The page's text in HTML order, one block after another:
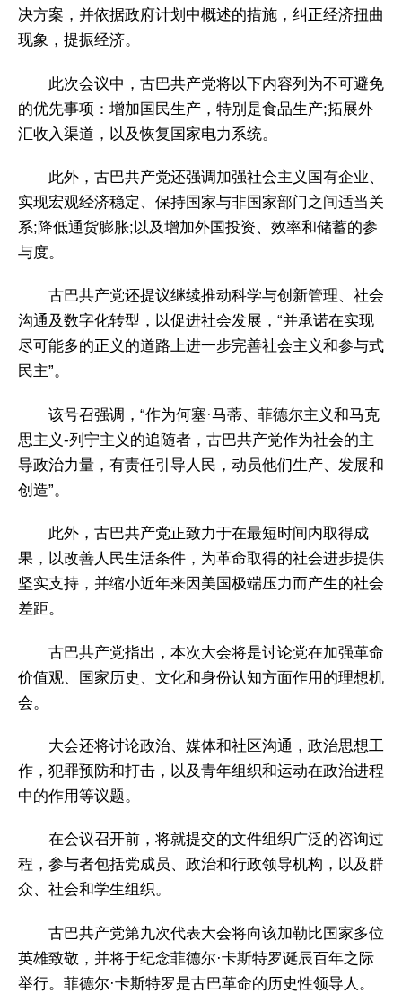
决方案，并依据政府计划中概述的措施，纠正经济扭曲
现象，提振经济。
此次会议中，古巴共产党将以下内容列为不可避免
的优先事项：增加国民生产，特别是食品生产;拓展外
汇收入渠道，以及恢复国家电力系统。
此外，古巴共产党还强调加强社会主义国有企业、
实现宏观经济稳定、保持国家与非国家部门之间适当关
系;降低通货膨胀;以及增加外国投资、效率和储蓄的参
与度。
古巴共产党还提议继续推动科学与创新管理、社会
沟通及数字化转型，以促进社会发展，“并承诺在实现
尽可能多的正义的道路上进一步完善社会主义和参与式
民主”。
该号召强调，“作为何塞·马蒂、菲德尔主义和马克
思主义-列宁主义的追随者，古巴共产党作为社会的主
导政治力量，有责任引导人民，动员他们生产、发展和
创造”。
此外，古巴共产党正致力于在最短时间内取得成
果，以改善人民生活条件，为革命取得的社会进步提供
坚实支持，并缩小近年来因美国极端压力而产生的社会
差距。
古巴共产党指出，本次大会将是讨论党在加强革命
价值观、国家历史、文化和身份认知方面作用的理想机
会。
大会还将讨论政治、媒体和社区沟通，政治思想工
作，犯罪预防和打击，以及青年组织和运动在政治进程
中的作用等议题。
在会议召开前，将就提交的文件组织广泛的咨询过
程，参与者包括党成员、政治和行政领导机构，以及群
众、社会和学生组织。
古巴共产党第九次代表大会将向该加勒比国家多位
英雄致敬，并将于纪念菲德尔·卡斯特罗诞辰百年之际
举行。菲德尔·卡斯特罗是古巴革命的历史性领导人。